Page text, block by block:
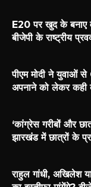
E20 पर खुद के बनाए
बीजेपी के राष्ट्रीय
पीएम मोदी ने युवाओं
अपनाने को लेकर कही
‘कांग्रेस गरीबों और
झारखंड में छात्रों के
राहुल गांधी, अखिलेश